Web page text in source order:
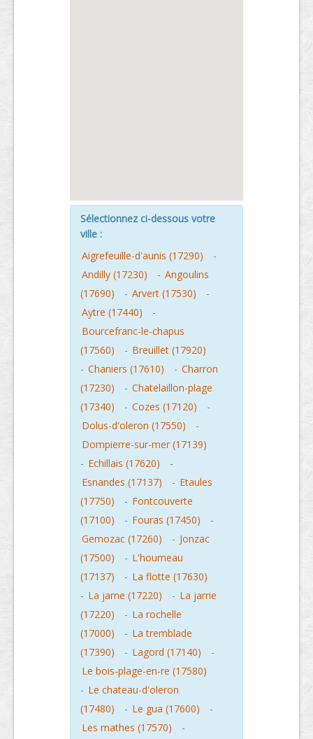
Sélectionnez ci-dessous votre
ville :
Aigrefeuille-d'aunis (17290)
-
Andilly (17230)
- Angoulins
(17690)
- Arvert (17530)
-
Aytre (17440)
-
Bourcefranc-le-chapus
(17560)
- Breuillet (17920)
- Chaniers (17610) - Charron
(17230)
- Chatelaillon-plage
(17340)
- Cozes (17120)
-
Dolus-d'oleron (17550)
-
Dompierre-sur-mer (17139)
- Echillais (17620)
-
Esnandes (17137)
- Etaules
(17750)
- Fontcouverte
(17100)
- Fouras (17450)
-
Gemozac (17260)
- Jonzac
(17500)
- L'houmeau
(17137)
- La flotte (17630)
- La jarne (17220) - La jarrie
(17220)
- La rochelle
(17000)
- La tremblade
(17390)
- Lagord (17140)
-
Le bois-plage-en-re (17580)
- Le chateau-d'oleron
(17480)
- Le gua (17600)
-
Les mathes (17570)
-